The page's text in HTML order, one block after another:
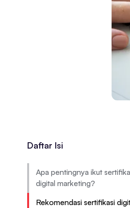
Daftar Isi
Apa pentingnya ikut
digital marketing?
Rekomendasi sertifikasi